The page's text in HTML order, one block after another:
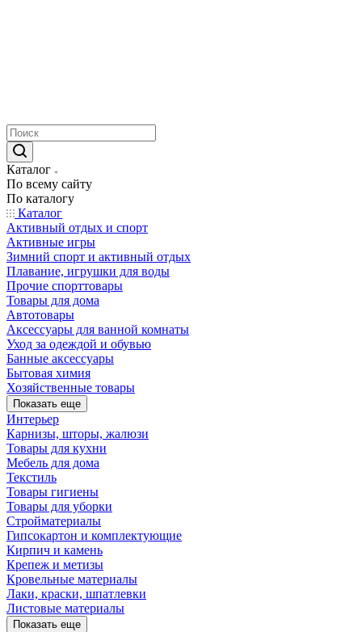
Каталог
По всему сайту
По каталогу
Каталог
Активный отдых и спорт
Активные игры
Зимний спорт и активный отдых
Плавание, игрушки для воды
Прочие спорттовары
Товары для дома
Автотовары
Аксессуары для ванной комнаты
Уход за одеждой и обувью
Банные аксессуары
Бытовая химия
Хозяйственные товары
Показать еще
Интерьер
Карнизы, шторы, жалюзи
Товары для кухни
Мебель для дома
Текстиль
Товары гигиены
Товары для уборки
Стройматериалы
Гипсокартон и комплектующие
Кирпич и камень
Крепеж и метизы
Кровельные материалы
Лаки, краски, шпатлевки
Листовые материалы
Показать еще